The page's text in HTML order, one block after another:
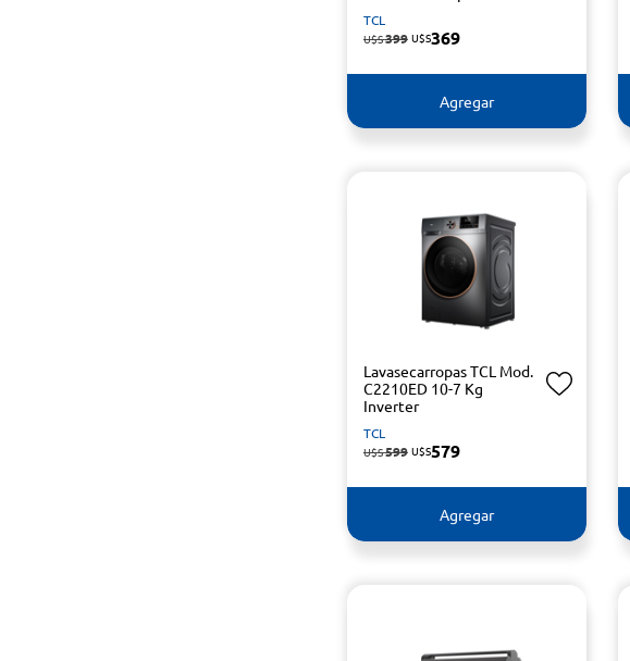
TCL
U$S399 U$S369
Agregar
Lavasecarropas TCL Mod.
C2210ED 10-7 Kg
Inverter
TCL
U$S599 U$S579
Agregar